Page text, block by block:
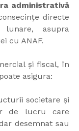
administrativă
directe
asupra
cu ANAF.
și fiscal, în
asigura:
societare și
de lucru care
desemnat sau